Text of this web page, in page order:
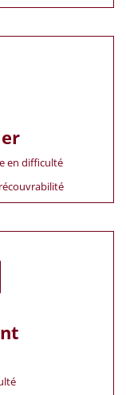
en difficulté